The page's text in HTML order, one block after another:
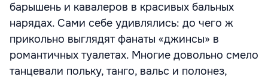
барышень и кавалеров в красивых бальных
нарядах. Сами себе удивлялись: до чего ж
прикольно выглядят фанаты «джинсы» в
романтичных туалетах. Многие довольно смело
танцевали польку, танго, вальс и полонез,